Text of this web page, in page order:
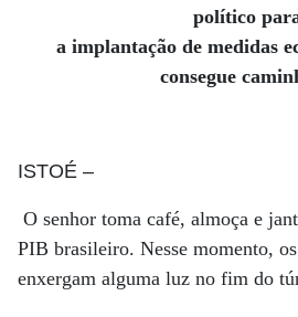
político
a implantação de medidas
consegue
ISTOÉ –
O senhor toma café, almoça e
PIB brasileiro. Nesse momento,
enxergam alguma luz no fim do